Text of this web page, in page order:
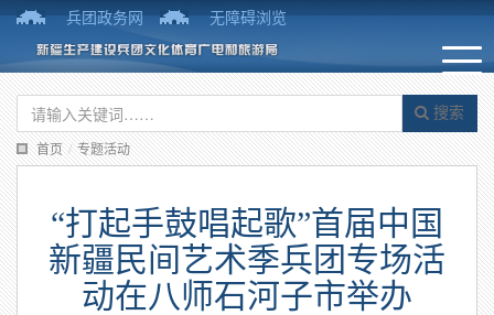
兵团政务网 无障碍浏览
搜索
首页 / 专题活动
“打起手鼓唱起歌”首届中国
新疆民间艺术季兵团专场活
动在八师石河子市举办